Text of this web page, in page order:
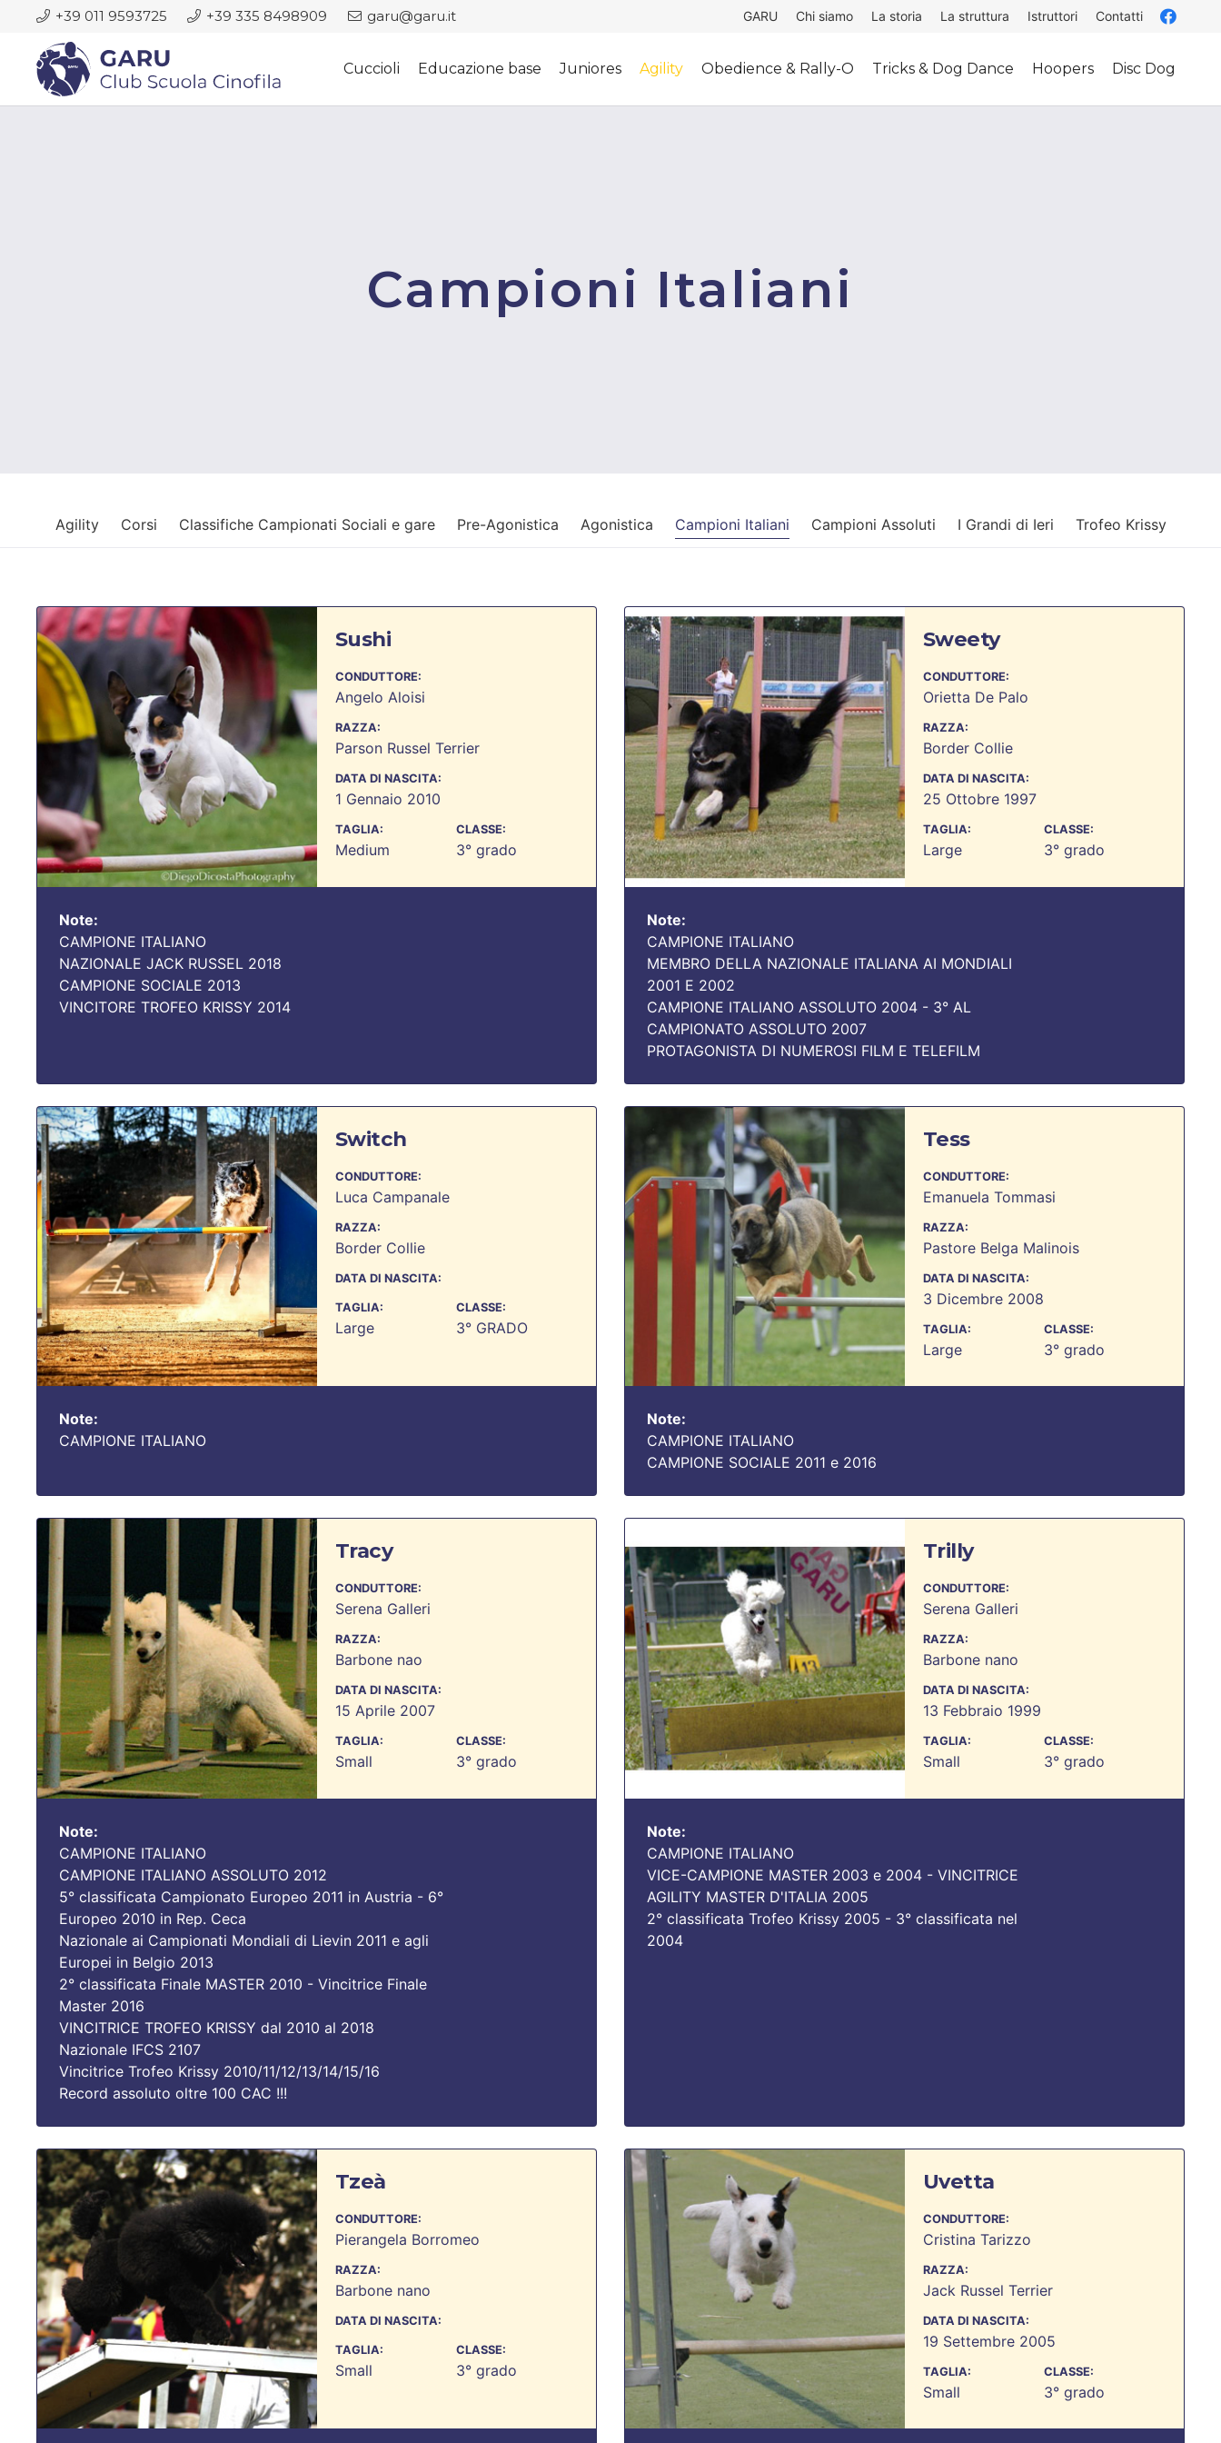
+39 011 9593725 +39 335 8498909 garu@garu.it GARU Chi siamo La storia La struttura Istruttori Contatti
Cuccioli Educazione base Juniores Agility Obedience & Rally-O Tricks & Dog Dance Hoopers Disc Dog
Campioni Italiani
Agility Corsi Classifiche Campionati Sociali e gare Pre-Agonistica Agonistica Campioni Italiani Campioni Assoluti I Grandi di Ieri Trofeo Krissy
Sushi
CONDUTTORE:
Angelo Aloisi
RAZZA:
Parson Russel Terrier
DATA DI NASCITA:
1 Gennaio 2010
TAGLIA:
Medium
CLASSE:
3° grado
Note:
CAMPIONE ITALIANO
NAZIONALE JACK RUSSEL 2018
CAMPIONE SOCIALE 2013
VINCITORE TROFEO KRISSY 2014
Sweety
CONDUTTORE:
Orietta De Palo
RAZZA:
Border Collie
DATA DI NASCITA:
25 Ottobre 1997
TAGLIA:
Large
CLASSE:
3° grado
Note:
CAMPIONE ITALIANO
MEMBRO DELLA NAZIONALE ITALIANA AI MONDIALI
2001 E 2002
CAMPIONE ITALIANO ASSOLUTO 2004 - 3° AL
CAMPIONATO ASSOLUTO 2007
PROTAGONISTA DI NUMEROSI FILM E TELEFILM
Switch
CONDUTTORE:
Luca Campanale
RAZZA:
Border Collie
DATA DI NASCITA:
TAGLIA:
Large
CLASSE:
3° GRADO
Note:
CAMPIONE ITALIANO
Tess
CONDUTTORE:
Emanuela Tommasi
RAZZA:
Pastore Belga Malinois
DATA DI NASCITA:
3 Dicembre 2008
TAGLIA:
Large
CLASSE:
3° grado
Note:
CAMPIONE ITALIANO
CAMPIONE SOCIALE 2011 e 2016
Tracy
CONDUTTORE:
Serena Galleri
RAZZA:
Barbone nao
DATA DI NASCITA:
15 Aprile 2007
TAGLIA:
Small
CLASSE:
3° grado
Note:
CAMPIONE ITALIANO
CAMPIONE ITALIANO ASSOLUTO 2012
5° classificata Campionato Europeo 2011 in Austria - 6°
Europeo 2010 in Rep. Ceca
Nazionale ai Campionati Mondiali di Lievin 2011 e agli
Europei in Belgio 2013
2° classificata Finale MASTER 2010 - Vincitrice Finale
Master 2016
VINCITRICE TROFEO KRISSY dal 2010 al 2018
Nazionale IFCS 2107
Vincitrice Trofeo Krissy 2010/11/12/13/14/15/16
Record assoluto oltre 100 CAC !!!
Trilly
CONDUTTORE:
Serena Galleri
RAZZA:
Barbone nano
DATA DI NASCITA:
13 Febbraio 1999
TAGLIA:
Small
CLASSE:
3° grado
Note:
CAMPIONE ITALIANO
VICE-CAMPIONE MASTER 2003 e 2004 - VINCITRICE
AGILITY MASTER D'ITALIA 2005
2° classificata Trofeo Krissy 2005 - 3° classificata nel
2004
Tzeà
CONDUTTORE:
Pierangela Borromeo
RAZZA:
Barbone nano
DATA DI NASCITA:
TAGLIA:
Small
CLASSE:
3° grado
Uvetta
CONDUTTORE:
Cristina Tarizzo
RAZZA:
Jack Russel Terrier
DATA DI NASCITA:
19 Settembre 2005
TAGLIA:
Small
CLASSE:
3° grado